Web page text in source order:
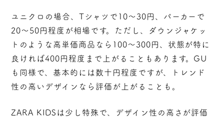
ユニクロの場合、Tシャツで10～30円、パーカーで
20～50円程度が相場です。ただし、ダウンジャケッ
トのような高単価商品なら100～300円、状態が特に
良ければ400円程度まで上がることもあります。GU
も同様で、基本的には数十円程度ですが、トレンド
性の高いデザインなら評価が上がることも。
ZARA KIDSは少し特殊で、 デザイン性の高さ が評価